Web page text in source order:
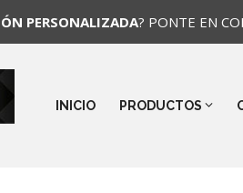
PERSONALIZADA? PONTE EN
INICIO PRODUCTOS